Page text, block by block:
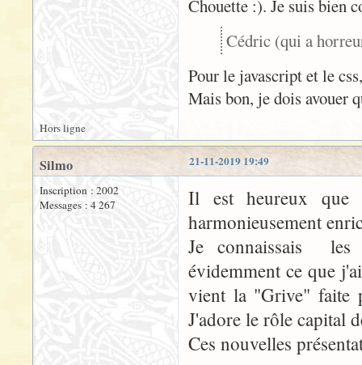
Chouette :). Je suis bien
Cédric (qui a
Pour le javascript et le
Mais bon, je dois avouer
Hors ligne
21-11-2019 19:49
Silmo
Inscription : 2002
Messages : 4 267
Il est heureux que
harmonieusement
Je connaissais les
évidemment ce que
vient la "Grive" faite
J'adore le rôle capital
Ces nouvelles